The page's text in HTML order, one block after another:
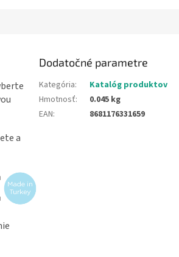
a
Dodatočné parametre
Kategória:
Katalóg produktov
Hmotnosť:
0.045 kg
EAN: 8681176331659